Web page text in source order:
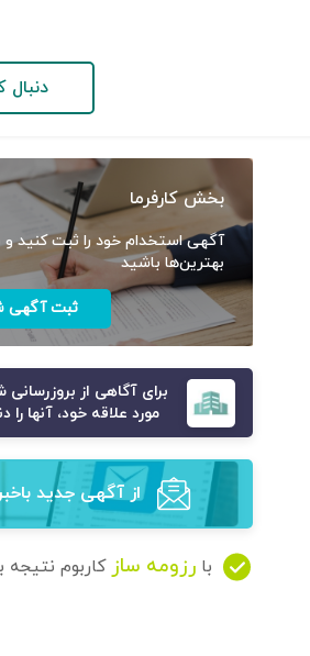
دنبال
بخش کارفرما
آگهی استخدام خود را ثبت کنید و
بهترین‌ها باشید
ثبت آگهی
برای آگاهی از
مورد علاقه خود، آنها را
از آگهی‌ جدید
با رزومه ساز کاربوم نتیجه